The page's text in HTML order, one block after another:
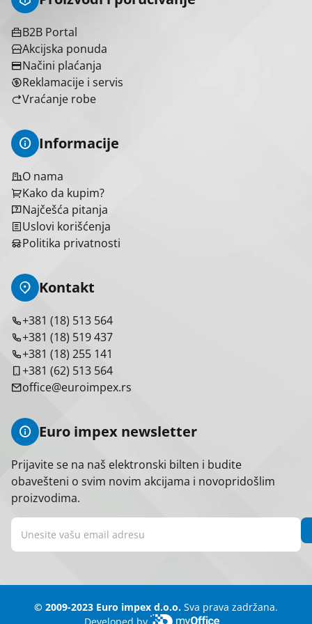
Brend
Camelion
Varta
B2B Portal
Akcijska ponuda
Načini plaćanja
Reklamacije i servis
Vraćanje robe
Informacije
O nama
Kako da kupim?
Najčešća pitanja
Uslovi korišćenja
Politika privatnosti
Kontakt
+381 (18) 513 564
+381 (18) 519 437
+381 (18) 255 141
+381 (62) 513 564
office@euroimpex.rs
Euro impex newsletter
Prijavite se na naš elektronski bilten i budite
obavešteni o svim novim akcijama i novopridošlim
proizvodima.
© 2009-2023 Euro impex d.o.o. Sva prava zadržana.